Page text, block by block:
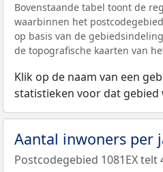
Bovenstaande tabel toont de
waarbinnen het
op basis van de
de topografische kaarten van
Klik op de naam van een
statistieken voor dat gebied
Aantal inwoners per
Postcodegebied 1081EX telt